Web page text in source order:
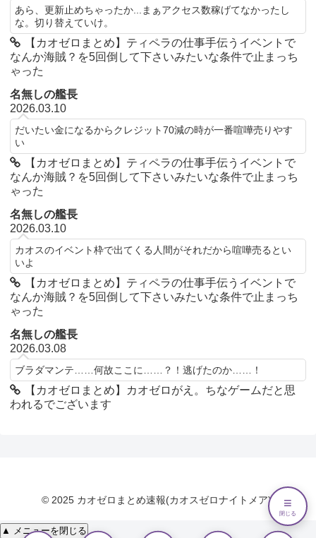
あら、更新止めちゃったか...まぁアクセス数稼げてなかったし
な。切り替えていけ。
【カオゼロまとめ】ティペラの仕事手伝うイベントで
なんか海賊？を5回倒して下さいみたいな条件で止まっち
ゃった
名無しの艦長
2026.03.10
だいたい金になるからクレジット70減の時が一番喧嘩売りやす
い
【カオゼロまとめ】ティペラの仕事手伝うイベントで
なんか海賊？を5回倒して下さいみたいな条件で止まっち
ゃった
名無しの艦長
2026.03.10
カオスのイベント枠で出てくる人間がそれだから喧嘩売るとい
いよ
【カオゼロまとめ】ティペラの仕事手伝うイベントで
なんか海賊？を5回倒して下さいみたいな条件で止まっち
ゃった
名無しの艦長
2026.03.08
ブラダマンテ……何故ここに……？！逃げたのか……！
【カオゼロまとめ】カオゼロがえ。ちなゲームだと思
われるでございます
© 2025 カオゼロまとめ速報(カオスゼロナイトメア).
▲ メニューを閉じる
≡
閉じる